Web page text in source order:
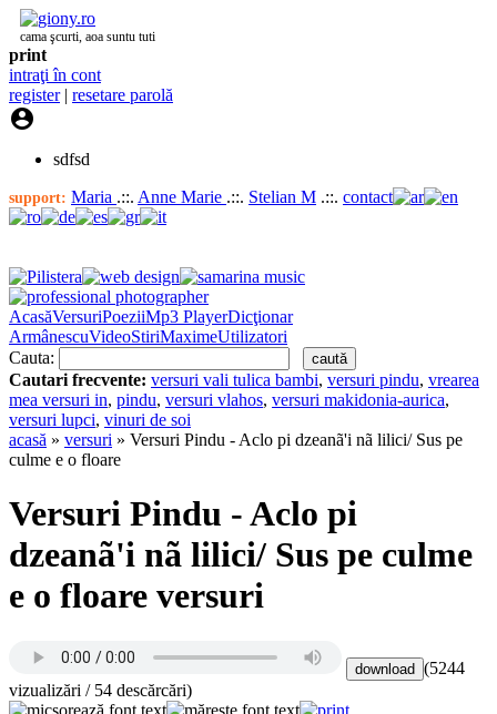
cama şcurti, aoa suntu tuti
print
intraţi în cont
register| resetare parolă

sdfsd
support: Maria .::. Anne Marie .::. Stelian M .::. contact
AcasăVersuriPoeziiMp3 PlayerDicţionar
ArmânescuVideoStiriMaximeUtilizatori
Cauta:
Cautari frecvente: versuri vali tulica bambi, versuri pindu, vrearea
mea versuri in, pindu, versuri vlahos, versuri makidonia-aurica,
versuri lupci, vinuri de soi
acasă » versuri » Versuri Pindu - Aclo pi dzeanã'i nã lilici/ Sus pe
culme e o floare
Versuri Pindu - Aclo pi
dzeanã'i nã lilici/ Sus pe culme
e o floare versuri
(5244
vizualizări / 54 descărcări)